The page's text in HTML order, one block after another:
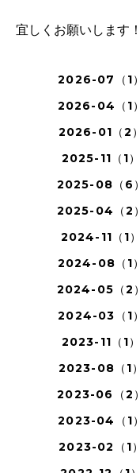
宜しくお願いします！
2026-07（1）
2026-04（1）
2026-01（2）
2025-11（1）
2025-08（6）
2025-04（2）
2024-11（1）
2024-08（1）
2024-05（2）
2024-03（1）
2023-11（1）
2023-08（1）
2023-06（2）
2023-04（1）
2023-02（1）